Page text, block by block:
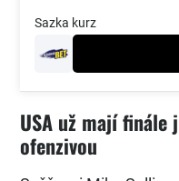
Sazka kurz
USA už mají finále
ofenzivou